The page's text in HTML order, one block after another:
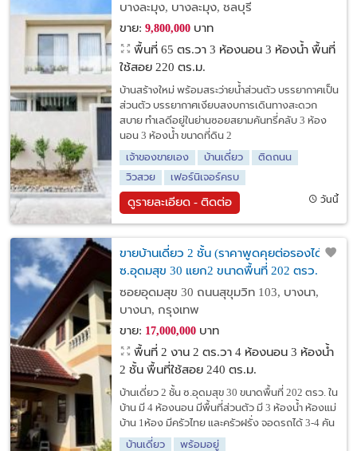
บางละมุง, บางละมุง, ชลบุรี
ขาย: 9,800,000บาท
พื้นที่ 65 ตร.วา 3 ห้องนอน 3 ห้องน้ำ พื้นที่
ใช้สอย 220 ตร.ม.
บ้านสร้างใหม่ พร้อมสระว่ายน้ำส่วนตัว บรรยากาศเป็น
ส่วนตัว บรรยากาศเงียบสงบการเดินทางสะดวก
สบาย ทำเลดีอยู่ในย่านซอยสยามคันทรี่คลับ 3 ห้อง
นอน 3 ห้องน้ำ ขนาดที่ดิน 2
เจ้าของขายเอง
บ้านเดี่ยว
ติดถนน
วิวสวย
เฟอร์นิเจอร์ครบ
ดูรายละเอียด - ติดต่อ วันนี้
ขายบ้านเดี่ยว 2 ชั้น (ราคาพูดคุยต่อรองได้)
ซ.อุดมสุข 30 แยก2 ขนาดพื้นที่ 202 ตรว.
ซอยอุดมสุข 30 ถนนสุขุมวิท 103, บางนา,
บางนา, กรุงเทพ
ขาย: 17,000,000บาท
พื้นที่ 2 งาน 2 ตร.วา 4 ห้องนอน 3 ห้องน้ำ
2 ชั้น พื้นที่ใช้สอย 240 ตร.ม.
บ้านเดี่ยว 2 ชั้น ซ.อุดมสุข 30 ขนาดพื้นที่ 202 ตรว. ใน
บ้าน มี 4 ห้องนอน มีพื้นที่ส่วนตัว มี 3 ห้องน้ำ ห้องแม่
บ้าน 1ห้อง มีครัวไทย และครัวฝรั่ง จอดรถได้ 3-4 คัน
บ้านเดี่ยว
พร้อมอยู่